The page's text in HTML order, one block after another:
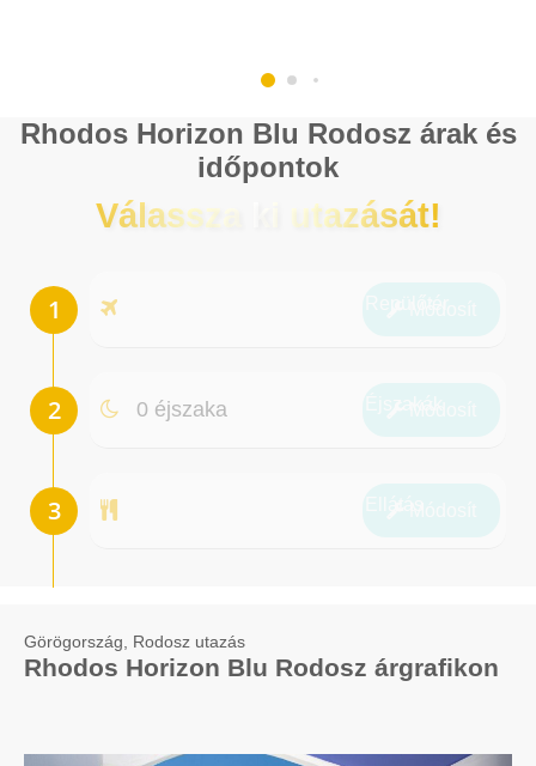
Rhodos Horizon Blu Rodosz árak és
időpontok
Válassza ki utazását!
0 éjszaka
Görögország, Rodosz utazás
Rhodos Horizon Blu Rodosz árgrafikon